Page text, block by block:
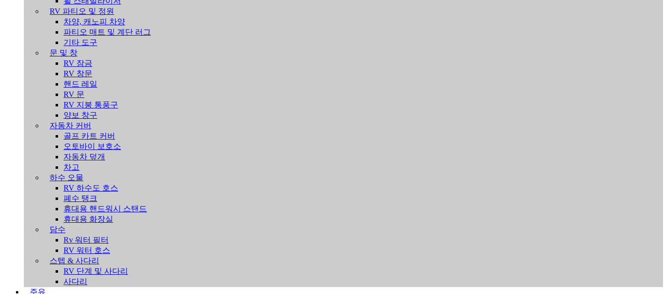
RV 파티오 및 정원
차양, 캐노피 차양
파티오 매트 및 계단 러그
기타 도구
문 및 창
RV 잠금
RV 창문
핸드 레일
RV 문
RV 지붕 통풍구
양보 창구
자동차 커버
골프 카트 커버
오토바이 보호소
자동차 덮개
차고
하수 오물
RV 하수도 호스
폐수 탱크
휴대용 핸드워시 스탠드
휴대용 화장실
담수
Rv 워터 필터
RV 워터 호스
스텝 & 사다리
RV 단계 및 사다리
사다리
주유